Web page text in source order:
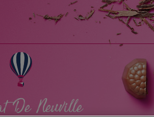
De Neuville
VICTOR HUGO